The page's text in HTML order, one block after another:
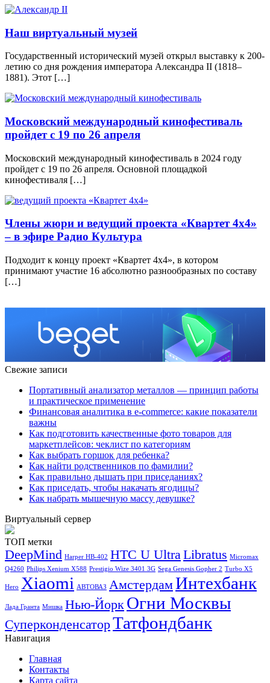
Наш виртуальный музей
Государственный исторический музей открыл выставку к 200-
летию со дня рождения императора Александра II (1818–
1881). Этот […]
Московский международный кинофестиваль
пройдет с 19 по 26 апреля
Московский международный кинофестиваль в 2024 году
пройдет с 19 по 26 апреля. Основной площадкой
кинофестиваля […]
Члены жюри и ведущий проекта «Квартет 4х4»
– в эфире Радио Культура
Подходит к концу проект «Квартет 4х4», в котором
принимают участие 16 абсолютно разнообразных по составу
[…]
Свежие записи
Портативный анализатор металлов — принцип работы
и практическое применение
Финансовая аналитика в e-commerce: какие показатели
важны
Как подготовить качественные фото товаров для
маркетплейсов: чеклист по категориям
Как выбрать горшок для ребенка?
Как найти родственников по фамилии?
Как правильно дышать при приседаниях?
Как приседать, чтобы накачать ягодицы?
Как набрать мышечную массу девушке?
Виртуальный сервер
ТОП метки
DeepMind Harper HB-402 HTC U UltraLibratus Micromax
Q4260 Philips Xenium X588 Prestigio Wize 3401 3G Sega Genesis Gopher 2 Turbo X5
Hero Xiaomi АВТОВАЗ АмстердамИнтехбанк
Лада Гранта Мишка Нью-Йорк Огни Москвы
СуперконденсаторТатфондбанк
Навигация
Главная
Контакты
Карта сайта